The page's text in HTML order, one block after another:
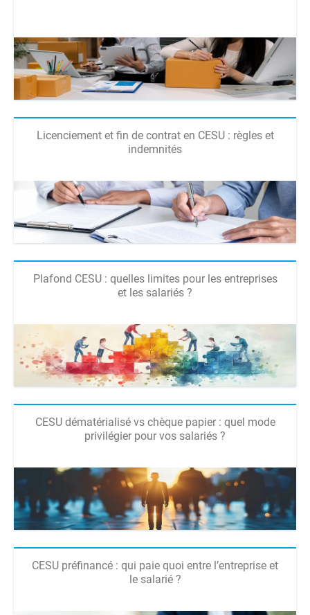
Licenciement et fin de contrat en CESU : règles et
indemnités
Plafond CESU : quelles limites pour les entreprises
et les salariés ?
CESU dématérialisé vs chèque papier : quel mode
privilégier pour vos salariés ?
CESU préfinancé : qui paie quoi entre l’entreprise et
le salarié ?